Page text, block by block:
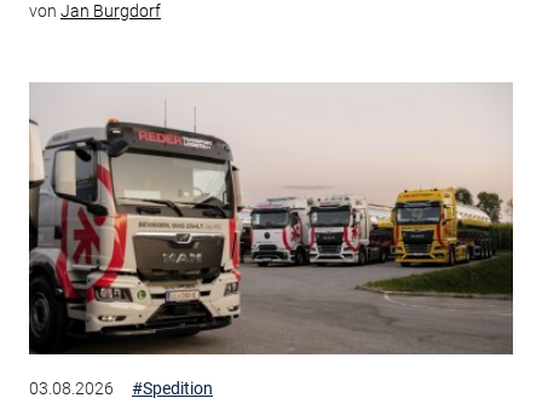
von Jan Burgdorf
03.08.2026 #Spedition